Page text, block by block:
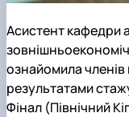
Асистент кафедри
ознайомила членів
результатами
Фінал (Північний